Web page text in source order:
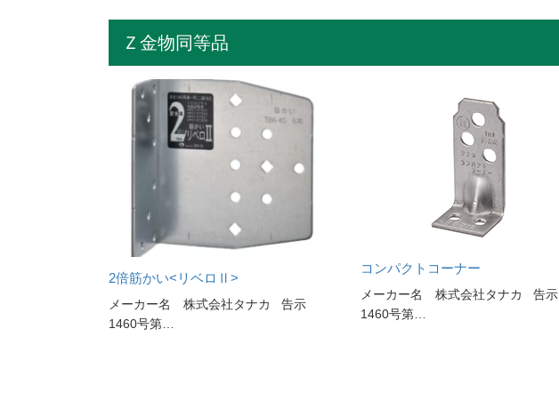
Ｚ金物同等品
2倍筋かい<リベロⅡ>
メーカー名 株式会社タナカ 告示
1460号第…
コンパクトコーナー
メーカー名 株式会社タナカ 告示
1460号第…